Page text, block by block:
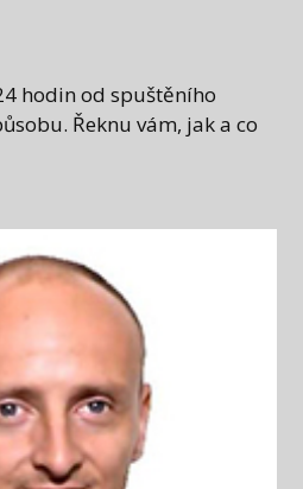
hodin od spuštěního
Řeknu vám, jak a co